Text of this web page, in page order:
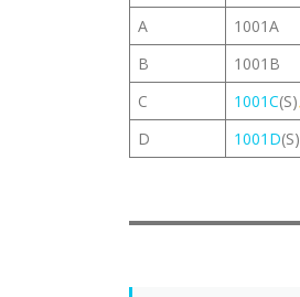
A
1001A
B
1001B
C
1001C(S)
D
1001D(S)